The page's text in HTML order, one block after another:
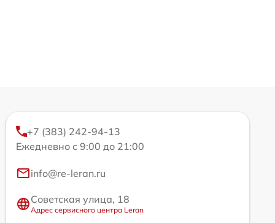
+7 (383) 242-94-13
Ежедневно с 9:00 до 21:00
info@re-leran.ru
Советская улица, 18
Адрес сервисного центра Leran